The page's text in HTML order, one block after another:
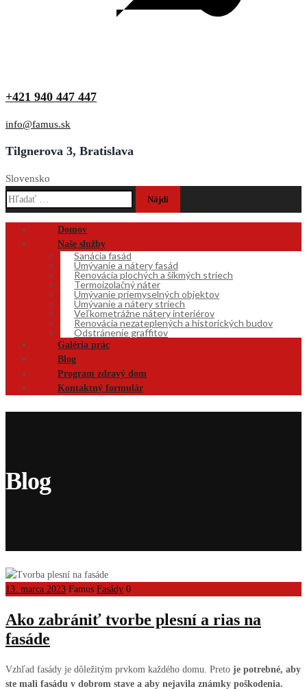
+421 940 447 447
info@famus.sk
Tilgnerova 3, Bratislava
Slovensko
Hľadať:
Domov
Naše služby
Sanácia fasád
Umývanie a nátery fasád
Renovácia plochých a šikmých striech
Termoizolačný náter
Umývanie priemyselných objektov
Umývanie a nátery striech
Veľkometrážne nátery interiérov
Renovácia nezateplených a historických budov
Odstránenie graffitov
Galéria prác
Blog
Program zdravý dom
Kontaktný formulár
Blog
13. marca 2023 Famus Fasády 0
Ako zabrániť tvorbe plesní a rias na
fasáde
Vzhľad fasády je dôležitým prvkom každého domu. Preto je potrebné, aby
ste mali fasádu v dobrom stave a aby nejavila známky poškodenia.